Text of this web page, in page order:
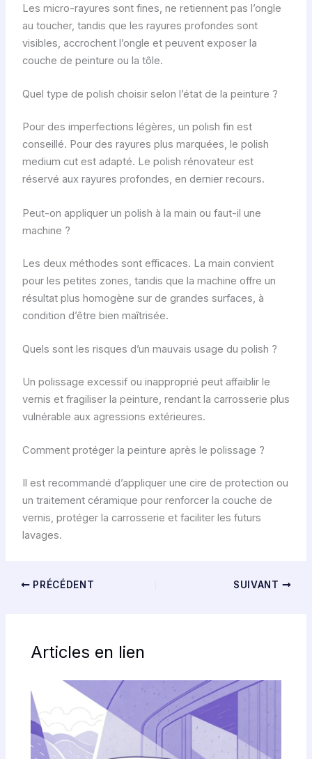
Les micro-rayures sont fines, ne retiennent pas l’ongle
au toucher, tandis que les rayures profondes sont
visibles, accrochent l’ongle et peuvent exposer la
couche de peinture ou la tôle.
Quel type de polish choisir selon l’état de la peinture ?
Pour des imperfections légères, un polish fin est
conseillé. Pour des rayures plus marquées, le polish
medium cut est adapté. Le polish rénovateur est
réservé aux rayures profondes, en dernier recours.
Peut-on appliquer un polish à la main ou faut-il une
machine ?
Les deux méthodes sont efficaces. La main convient
pour les petites zones, tandis que la machine offre un
résultat plus homogène sur de grandes surfaces, à
condition d’être bien maîtrisée.
Quels sont les risques d’un mauvais usage du polish ?
Un polissage excessif ou inapproprié peut affaiblir le
vernis et fragiliser la peinture, rendant la carrosserie plus
vulnérable aux agressions extérieures.
Comment protéger la peinture après le polissage ?
Il est recommandé d’appliquer une cire de protection ou
un traitement céramique pour renforcer la couche de
vernis, protéger la carrosserie et faciliter les futurs
lavages.
PRÉCÉDENT SUIVANT
Articles en lien